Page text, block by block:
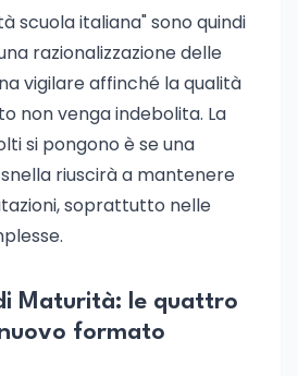
scuola italiana" sono quindi
razionalizzazione delle
vigilare affinché la qualità
non venga indebolita. La
si pongono è se una
riuscirà a mantenere
soprattutto nelle
Maturità: le quattro
formato